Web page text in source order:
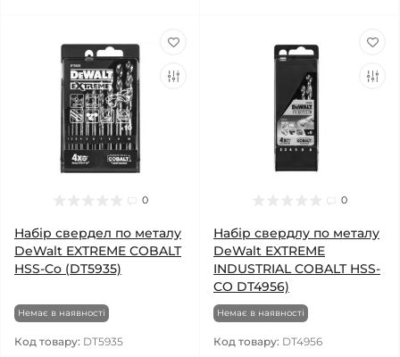
0
Набір свердел по металу
DeWalt EXTREME COBALT
HSS-Co (DT5935)
Немає в наявності
Код товару: DT5935
0
Набір свердлу по металу
DeWalt EXTREME
INDUSTRIAL COBALT HSS-
CO DT4956)
Немає в наявності
Код товару: DT4956